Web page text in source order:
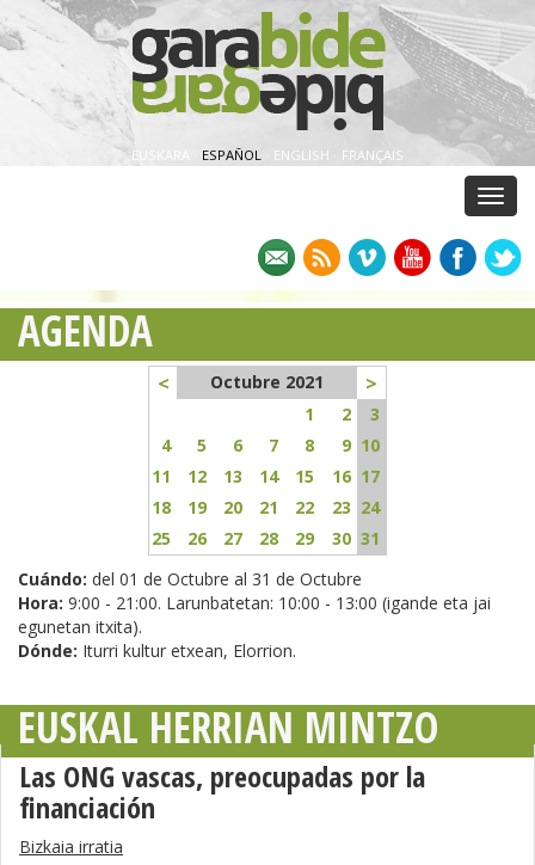
EUSKARA ESPAÑOL · ENGLISH · FRANÇAIS
AGENDA
< Octubre 2021 >
1 2
3
4
5 6 7 8 9 10
11
12 13 14 15 16 17
18
19 20 21 22 23 24
25
26 27 28 29 30 31
Cuándo: del 01 de Octubre al 31 de Octubre
Hora: 9:00 - 21:00. Larunbatetan: 10:00 - 13:00 (igande eta jai
egunetan itxita).
Dónde: Iturri kultur etxean, Elorrion.
EUSKAL HERRIAN MINTZO
Las ONG vascas, preocupadas por la
financiación
Bizkaia irratia